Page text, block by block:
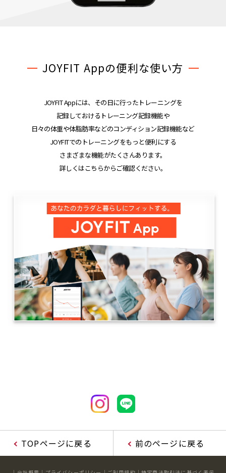
JOYFIT Appの便利な使い方
JOYFIT Appには、その日に行ったトレーニングを
記録しておけるトレーニング記録機能や
日々の体重や体脂肪率などのコンディション記録機能など
JOYFITでのトレーニングをもっと便利にする
さまざまな機能がたくさんあります。
詳しくはこちらからご確認ください。
TOPページに戻る 前のページに戻る